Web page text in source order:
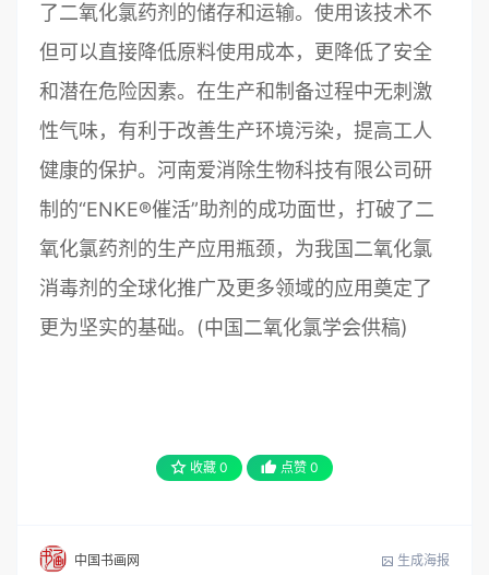
了二氧化氯药剂的储存和运输。使用该技术不
但可以直接降低原料使用成本，更降低了安全
和潜在危险因素。在生产和制备过程中无刺激
性气味，有利于改善生产环境污染，提高工人
健康的保护。河南爱消除生物科技有限公司研
制的“ENKE®催活”助剂的成功面世，打破了二
氧化氯药剂的生产应用瓶颈，为我国二氧化氯
消毒剂的全球化推广及更多领域的应用奠定了
更为坚实的基础。(中国二氧化氯学会供稿)
收藏 0 点赞 0
中国书画网 生成海报